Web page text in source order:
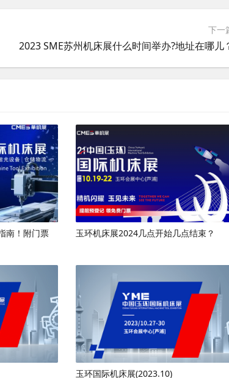
下一
2023 SME苏州机床展什么时间举办?地址在哪儿
南！附门票
玉环机床展2024几点开始几点结束？
玉环国际机床展(2023.10)